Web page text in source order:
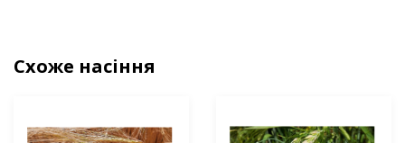
Схоже насіння